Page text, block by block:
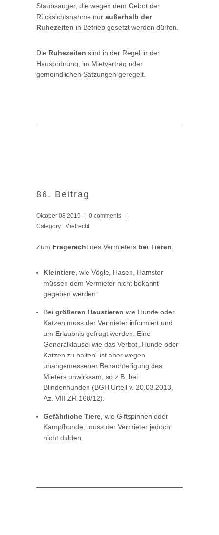
Staubsauger, die wegen dem Gebot der
Rücksichtsnahme nur außerhalb der
Ruhezeiten in Betrieb gesetzt werden dürfen.
Die Ruhezeiten sind in der Regel in der
Hausordnung, im Mietvertrag oder
gemeindlichen Satzungen geregelt.
86. Beitrag
Oktober 08 2019 0 comments
Category : Mietrecht
Zum Fragerecht des Vermieters bei Tieren:
Kleintiere, wie Vögle, Hasen, Hamster
müssen dem Vermieter nicht bekannt
gegeben werden
Bei größeren Haustieren wie Hunde oder
Katzen muss der Vermieter informiert und
um Erlaubnis gefragt werden. Eine
Generalklausel wie das Verbot „Hunde oder
Katzen zu halten“ ist aber wegen
unangemessener Benachteiligung des
Mieters unwirksam, so z.B. bei
Blindenhunden (BGH Urteil v. 20.03.2013,
Az. VIII ZR 168/12).
Gefährliche Tiere, wie Giftspinnen oder
Kampfhunde, muss der Vermieter jedoch
nicht dulden.